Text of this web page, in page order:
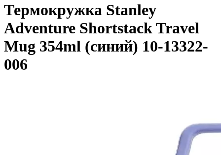
Термокружка Stanley
Adventure Shortstack Travel
Mug 354ml (синий) 10-13322-
006